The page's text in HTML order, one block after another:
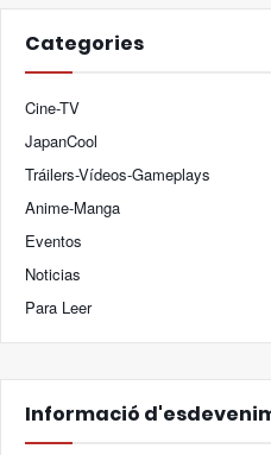
Categories
Cine-TV
JapanCool
Tráilers-Vídeos-Gameplays
Anime-Manga
Eventos
Noticias
Para Leer
Informació